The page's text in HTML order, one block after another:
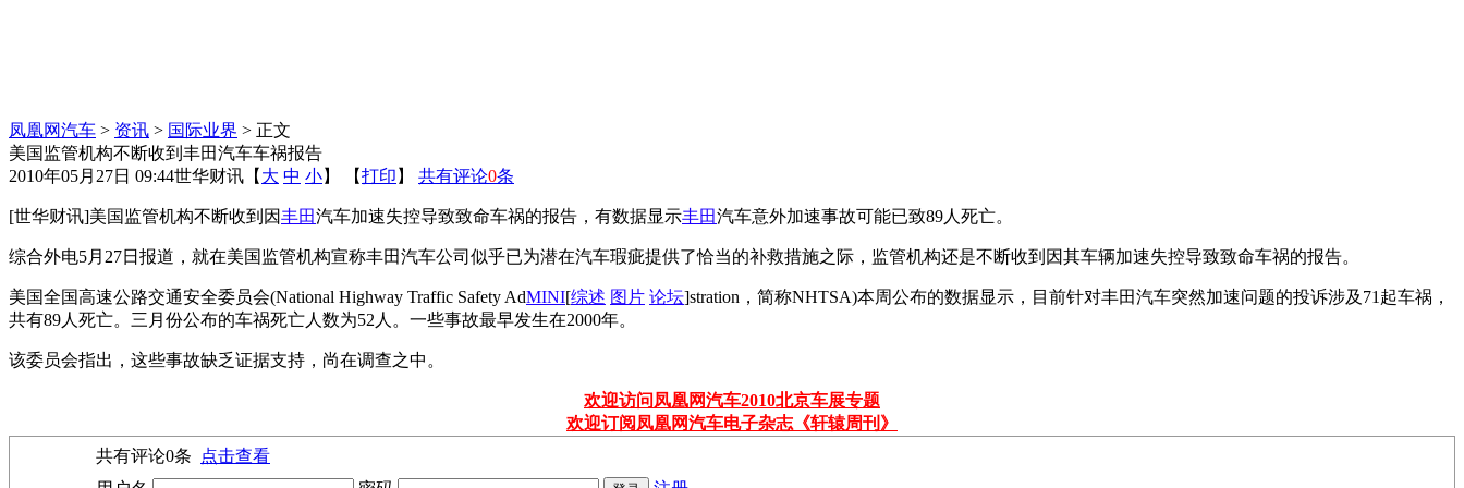
凤凰网汽车 > 资讯 > 国际业界 > 正文
美国监管机构不断收到丰田汽车车祸报告
2010年05月27日 09:44世华财讯 【 大 中 小】 【打印 】 共有评论0条
[世华财讯]美国监管机构不断收到因丰田汽车加速失控导致致命车祸的报告，有数据显示丰田汽车意外加速事故可能已致89人死亡。
综合外电5月27日报道，就在美国监管机构宣称丰田汽车公司似乎已为潜在汽车瑕疵提供了恰当的补救措施之际，监管机构还是不断收到因其车辆加速失控导致致命车祸的报告。
美国全国高速公路交通安全委员会(National Highway Traffic Safety AdMINI[综述 图片 论坛]stration，简称NHTSA)本周公布的数据显示，目前针对丰田汽车突然加速问题的投诉涉及71起车祸，
共有89人死亡。三月份公布的车祸死亡人数为52人。一些事故最早发生在2000年。
该委员会指出，这些事故缺乏证据支持，尚在调查之中。
欢迎访问凤凰网汽车2010北京车展专题
欢迎订阅凤凰网汽车电子杂志《轩辕周刊》
共有评论0条
点击查看